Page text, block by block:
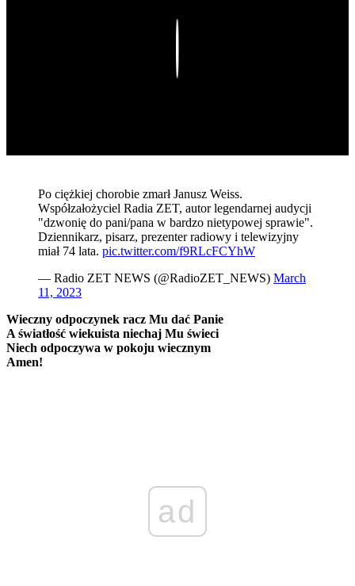
Po ciężkiej chorobie zmarł Janusz Weiss.
Współzałożyciel Radia ZET, autor legendarnej audycji
"dzwonię do pani/pana w bardzo nietypowej sprawie".
Dziennikarz, pisarz, prezenter radiowy i telewizyjny
miał 74 lata. pic.twitter.com/f9RLcFCYhW
— Radio ZET NEWS (@RadioZET_NEWS) March
11, 2023
Wieczny odpoczynek racz Mu dać Panie
A światłość wiekuista niechaj Mu świeci
Niech odpoczywa w pokoju wiecznym
Amen!
ad